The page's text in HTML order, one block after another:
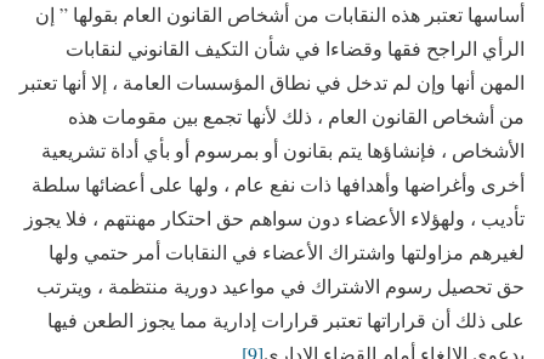
أساسها تعتبر هذه النقابات من أشخاص القانون العام بقولها ” إن
الرأي الراجح فقها وقضاءا في شأن التكيف القانوني لنقابات
المهن أنها وإن لم تدخل في نطاق المؤسسات العامة ، إلا أنها تعتبر
من أشخاص القانون العام ، ذلك لأنها تجمع بين مقومات هذه
الأشخاص ، فإنشاؤها يتم بقانون أو بمرسوم أو بأي أداة تشريعية
أخرى وأغراضها وأهدافها ذات نفع عام ، ولها على أعضائها سلطة
تأديب ، ولهؤلاء الأعضاء دون سواهم حق احتكار مهنتهم ، فلا يجوز
لغيرهم مزاولتها واشتراك الأعضاء في النقابات أمر حتمي ولها
حق تحصيل رسوم الاشتراك في مواعيد دورية منتظمة ، ويترتب
على ذلك أن قراراتها تعتبر قرارات إدارية مما يجوز الطعن فيها
بدعوى الإلغاء أمام القضاء الإداري[9]